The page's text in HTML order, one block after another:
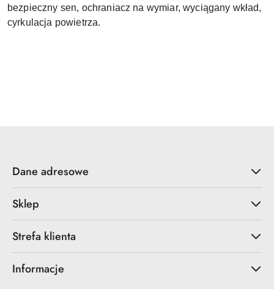
bezpieczny sen, ochraniacz na wymiar, wyciągany wkład,
cyrkulacja powietrza.
Dane adresowe
Sklep
Strefa klienta
Informacje